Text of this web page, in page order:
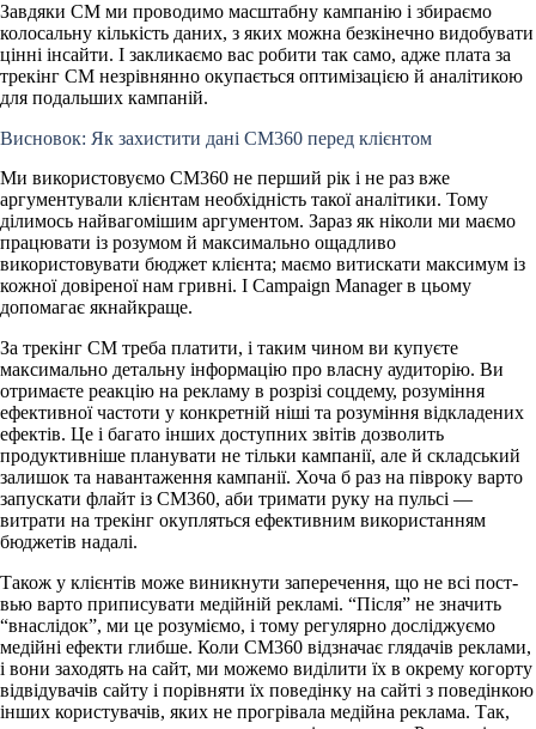
Завдяки CM ми проводимо масштабну кампанію і збираємо
колосальну кількість даних, з яких можна безкінечно видобувати
цінні інсайти. І закликаємо вас робити так само, адже плата за
трекінг CM незрівнянно окупається оптимізацією й аналітикою
для подальших кампаній.
Висновок: Як захистити дані CM360 перед клієнтом
Ми використовуємо CM360 не перший рік і не раз вже
аргументували клієнтам необхідність такої аналітики. Тому
ділимось найвагомішим аргументом. Зараз як ніколи ми маємо
працювати із розумом й максимально ощадливо
використовувати бюджет клієнта; маємо витискати максимум із
кожної довіреної нам гривні. І Campaign Manager в цьому
допомагає якнайкраще.
За трекінг СМ треба платити, і таким чином ви купуєте
максимально детальну інформацію про власну аудиторію. Ви
отримаєте реакцію на рекламу в розрізі соцдему, розуміння
ефективної частоти у конкретній ніші та розуміння відкладених
ефектів. Це і багато інших доступних звітів дозволить
продуктивніше планувати не тільки кампанії, але й складський
залишок та навантаження кампанії. Хоча б раз на півроку варто
запускати флайт із CM360, аби тримати руку на пульсі —
витрати на трекінг окупляться ефективним використанням
бюджетів надалі.
Також у клієнтів може виникнути заперечення, що не всі пост-
вью варто приписувати медійній рекламі. “Після” не значить
“внаслідок”, ми це розуміємо, і тому регулярно досліджуємо
медійні ефекти глибше. Коли CM360 відзначає глядачів реклами,
і вони заходять на сайт, ми можемо виділити їх в окрему когорту
відвідувачів сайту і порівняти їх поведінку на сайті з поведінкою
інших користувачів, яких не прогрівала медійна реклама. Так,